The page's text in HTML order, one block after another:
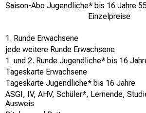
Saison-Abo Jugendliche* bis 16 Jahre
Einzelpreise
1. Runde Erwachsene
jede weitere Runde Erwachsene
1. und 2. Runde Jugendliche* bis 16
Tageskarte Erwachsene
Tageskarte Jugendliche* bis 16 Jahre
ASGI, IV, AHV, Schüler*, Lernende,
Ausweis